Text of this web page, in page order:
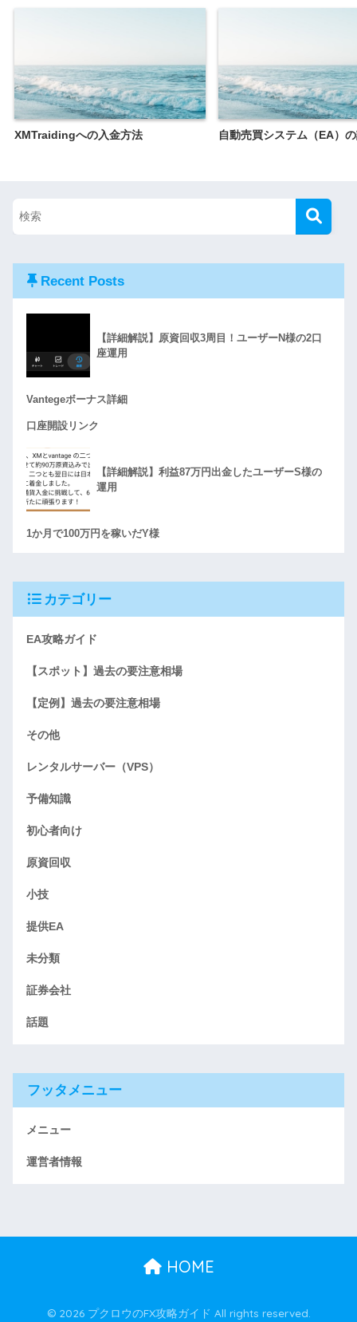
XMTraidingへの入金方法 自動売買システム（EA）
Recent Posts
【詳細解説】原資回収3周目！ユーザーN様の2口
座運用
Vantegeボーナス詳細
口座開設リンク
【詳細解説】利益87万円出金したユーザーS様の
運用
1か月で100万円を稼いだY様
カテゴリー
EA攻略ガイド
【スポット】過去の要注意相場
【定例】過去の要注意相場
その他
レンタルサーバー（VPS）
予備知識
初心者向け
原資回収
小技
提供EA
未分類
証券会社
話題
フッタメニュー
メニュー
運営者情報
HOME
© 2026 プクロウのFX攻略ガイド All rights reserved.